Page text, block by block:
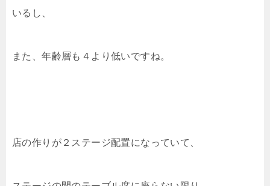
いるし、
また、年齢層も４より低いですね。
店の作りが２ステージ配置になっていて、